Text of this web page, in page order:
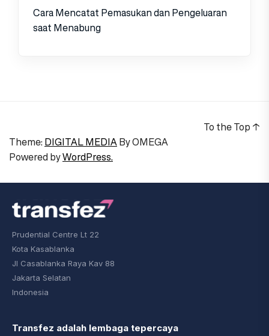
Cara Mencatat Pemasukan dan Pengeluaran
saat Menabung
Theme: DIGITAL MEDIAByOMEGA
Powered byWordPress.
To the Top ↑
Prudential Centre Lt 22
Kota Kasablanka
Jl Casablanka Raya Kav 88
Jakarta Selatan
Indonesia
Transfez adalah lembaga tepercaya